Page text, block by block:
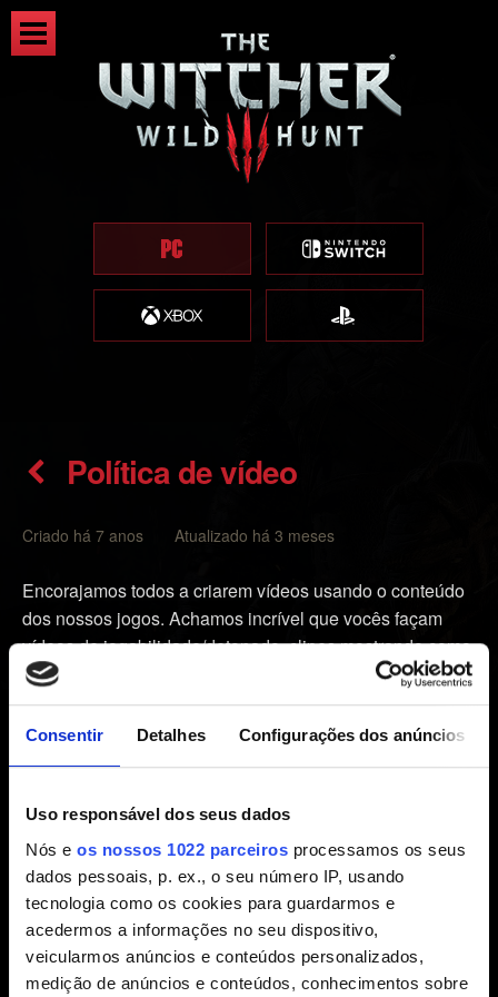
Consentir Detalhes Configurações dos anúncios
Uso responsável dos seus dados
Nós e os nossos 1022 parceiros processamos os seus
dados pessoais, p. ex., o seu número IP, usando
tecnologia como os cookies para guardarmos e
acedermos a informações no seu dispositivo,
veicularmos anúncios e conteúdos personalizados,
medição de anúncios e conteúdos, conhecimentos sobre
Política de vídeo
Criado há 7 anos Atualizado há 3 meses
Encorajamos todos a criarem vídeos usando o conteúdo
dos nossos jogos. Achamos incrível que vocês façam
vídeos de jogabilidade/detonado, clipes mostrando como
desbloquear determinadas conquistas e críticas dos
nossos jogos. Adoramos ver todos eles por aí e, na
verdade, amamos assisti-los nós mesmos, então sinta-se
Lembre-se de que o uso do nosso conteúdo em seus
vídeos não deve ser comercial, o que significa que você
não pode cobrar os usuários para ver o seu trabalho nem
vender ou licenciar ele para outros em troca de qualquer
tipo de pagamento.